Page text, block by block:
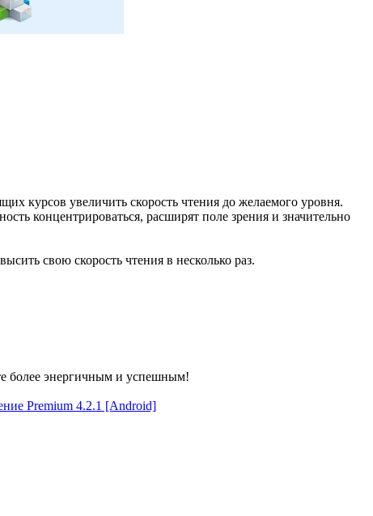
курсов увеличить скорость чтения до желаемого уровня.
концентрироваться, расширят поле зрения и значительно
свою скорость чтения в несколько раз.
более энергичным и успешным!